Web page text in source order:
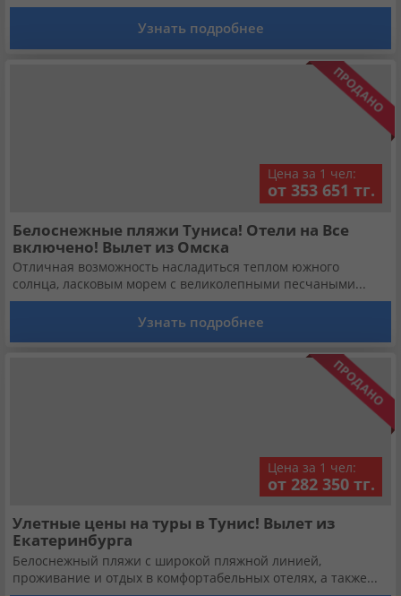
Узнать подробнее
Цена за 1 чел:
от 353 651 тг.
Белоснежные пляжи Туниса! Отели на Все
включено! Вылет из Омска
Отличная возможность насладиться теплом южного
солнца, ласковым морем с великолепными песчаными...
Узнать подробнее
Цена за 1 чел:
от 282 350 тг.
Улетные цены на туры в Тунис! Вылет из
Екатеринбурга
Белоснежный пляжи с широкой пляжной линией,
проживание и отдых в комфортабельных отелях, а также...